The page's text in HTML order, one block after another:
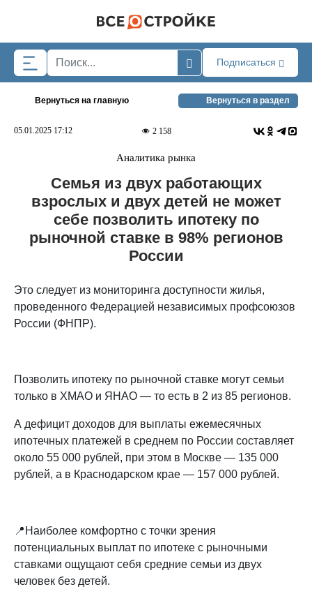
Подписаться
Вернуться на главную Вернуться в раздел
05.01.2025 17:12 2 158
Аналитика рынка
Семья из двух работающих
взрослых и двух детей не может
себе позволить ипотеку по
рыночной ставке в 98% регионов
России
Это следует из мониторинга доступности жилья,
проведенного Федерацией независимых профсоюзов
России (ФНПР).
Позволить ипотеку по рыночной ставке могут семьи
только в ХМАО и ЯНАО — то есть в 2 из 85 регионов.
А дефицит доходов для выплаты ежемесячных
ипотечных платежей в среднем по России составляет
около 55 000 рублей, при этом в Москве — 135 000
рублей, а в Краснодарском крае — 157 000 рублей.
📍Наиболее комфортно с точки зрения
потенциальных выплат по ипотеке с рыночными
ставками ощущают себя средние семьи из двух
человек без детей.